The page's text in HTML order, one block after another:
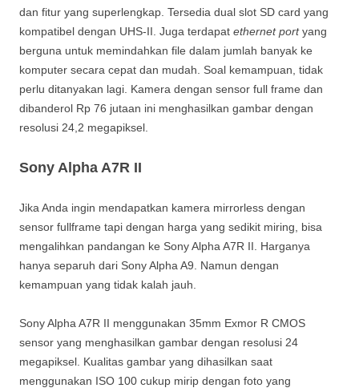
dan fitur yang superlengkap. Tersedia dual slot SD card yang
kompatibel dengan UHS-II. Juga terdapat ethernet portyang
berguna untuk memindahkan file dalam jumlah banyak ke
komputer secara cepat dan mudah. Soal kemampuan, tidak
perlu ditanyakan lagi. Kamera dengan sensor full frame dan
dibanderol Rp 76 jutaan ini menghasilkan gambar dengan
resolusi 24,2 megapiksel.
Sony Alpha A7R II
Jika Anda ingin mendapatkan kamera mirrorless dengan
sensor fullframe tapi dengan harga yang sedikit miring, bisa
mengalihkan pandangan ke Sony Alpha A7R II. Harganya
hanya separuh dari Sony Alpha A9. Namun dengan
kemampuan yang tidak kalah jauh.
Sony Alpha A7R II menggunakan 35mm Exmor R CMOS
sensor yang menghasilkan gambar dengan resolusi 24
megapiksel. Kualitas gambar yang dihasilkan saat
menggunakan ISO 100 cukup mirip dengan foto yang